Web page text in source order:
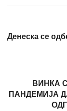
Денеска се
ВИНКА
ПАНДЕМИЈА